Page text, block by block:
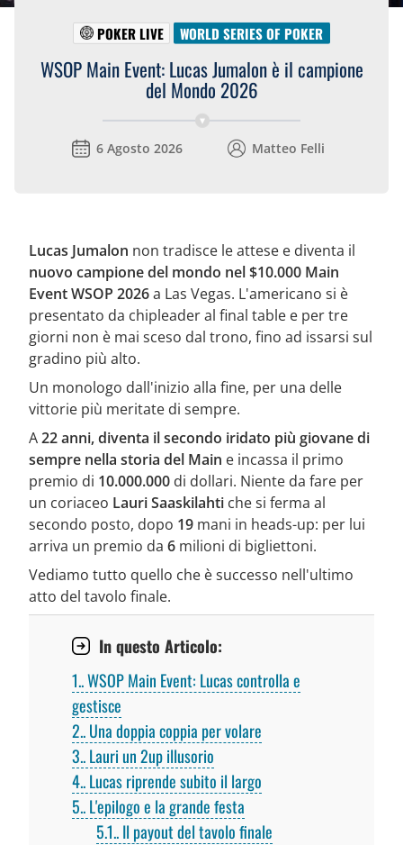
POKER LIVE WORLD SERIES OF POKER
WSOP Main Event: Lucas Jumalon è il campione
del Mondo 2026
6 Agosto 2026 Matteo Felli
Lucas Jumalon non tradisce le attese e diventa il
nuovo campione del mondo nel $10.000 Main
Event WSOP 2026a Las Vegas. L'americano si è
presentato da chipleader al final table e per tre
giorni non è mai sceso dal trono, fino ad issarsi sul
gradino più alto.
Un monologo dall'inizio alla fine, per una delle
vittorie più meritate di sempre.
A22 anni, diventa il secondo iridato più giovane di
sempre nella storia del Main e incassa il primo
premio di 10.000.000 di dollari. Niente da fare per
un coriaceo Lauri Saaskilahti che si ferma al
secondo posto, dopo 19 mani in heads-up: per lui
arriva un premio da 6 milioni di bigliettoni.
Vediamo tutto quello che è successo nell'ultimo
atto del tavolo finale.
In questo Articolo:
1. WSOP Main Event: Lucas controlla e
gestisce
2. Una doppia coppia per volare
3. Lauri un 2up illusorio
4. Lucas riprende subito il largo
5. L'epilogo e la grande festa
5.1. Il payout del tavolo finale